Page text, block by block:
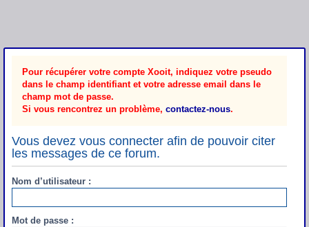
Pour récupérer votre compte Xooit, indiquez votre pseudo
dans le champ identifiant et votre adresse email dans le
champ mot de passe.
Si vous rencontrez un problème, contactez-nous.
Vous devez vous connecter afin de pouvoir citer
les messages de ce forum.
Nom d’utilisateur :
Mot de passe :